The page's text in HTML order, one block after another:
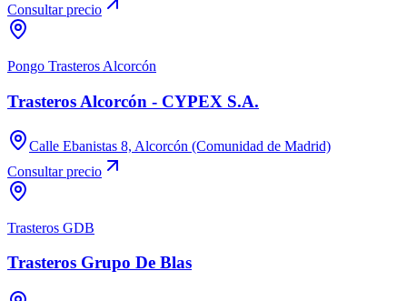
Consultar precio
Pongo Trasteros Alcorcón
Trasteros Alcorcón - CYPEX S.A.
Calle Ebanistas 8, Alcorcón (Comunidad de Madrid)
Consultar precio
Trasteros GDB
Trasteros Grupo De Blas